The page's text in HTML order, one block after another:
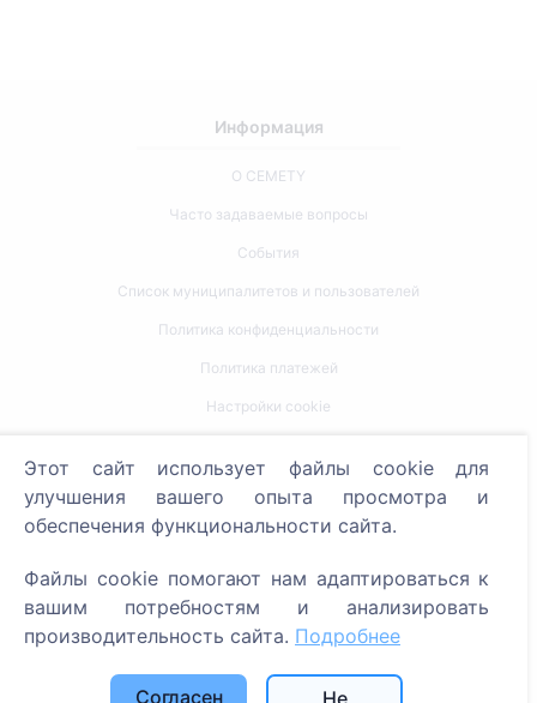
Информация
О CEMETY
Часто задаваемые вопросы
События
Список муниципалитетов и пользователей
Политика конфиденциальности
Политика платежей
Настройки cookie
Поиск
Поиск усопших
Этот сайт использует файлы cookie для
улучшения вашего опыта просмотра и
обеспечения функциональности сайта.
Файлы cookie помогают нам адаптироваться к
вашим потребностям и анализировать
производительность сайта. Подробнее
Согласен Не